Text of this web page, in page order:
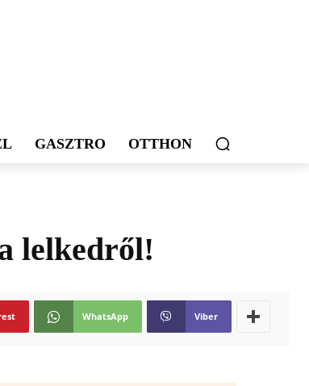
GASZTRO OTTHON
lelkedről!
WhatsApp Viber